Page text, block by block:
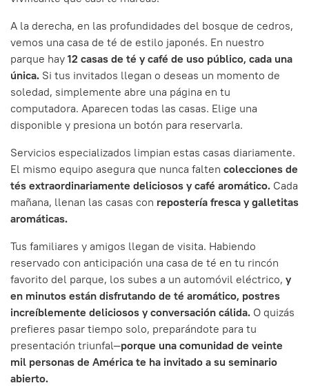
A la derecha, en las profundidades del bosque de cedros,
vemos una casa de té de estilo japonés. En nuestro
parque hay 12 casas de té y café de uso público, cada una
única. Si tus invitados llegan o deseas un momento de
soledad, simplemente abre una página en tu
computadora. Aparecen todas las casas. Elige una
disponible y presiona un botón para reservarla.
Servicios especializados limpian estas casas diariamente.
El mismo equipo asegura que nunca falten colecciones de
tés extraordinariamente deliciosos y café aromático. Cada
mañana, llenan las casas con repostería fresca y galletitas
aromáticas.
Tus familiares y amigos llegan de visita. Habiendo
reservado con anticipación una casa de té en tu rincón
favorito del parque, los subes a un automóvil eléctrico, y
en minutos están disfrutando de té aromático, postres
increíblemente deliciosos y conversación cálida. O quizás
prefieres pasar tiempo solo, preparándote para tu
presentación triunfal—porque una comunidad de veinte
mil personas de América te ha invitado a su seminario
abierto.